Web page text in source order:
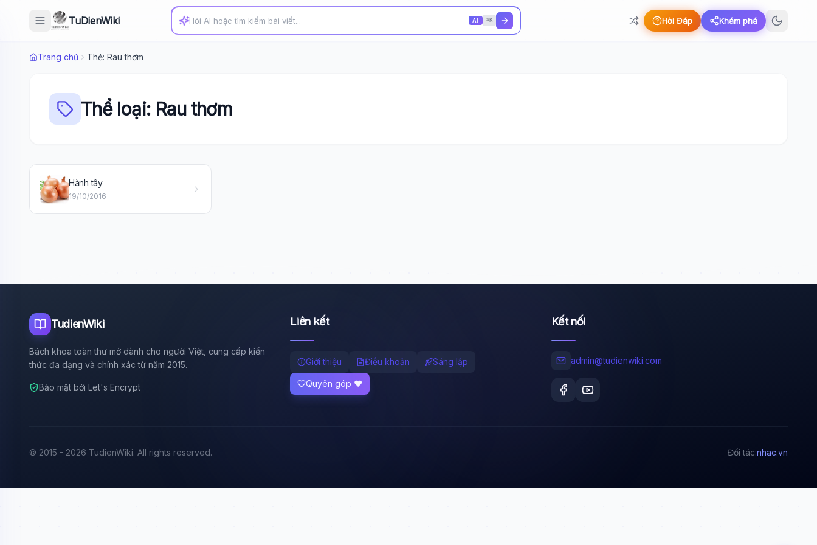
TuDienWiki AI ⌘K Hỏi Đáp Khám phá
Trang chủ Thẻ: Rau thơm
Thể loại: Rau thơm
Hành tây
19/10/2016
TudienWiki
Bách khoa toàn thư mở dành cho người Việt, cung cấp kiến
thức đa dạng và chính xác từ năm 2015.
Bảo mật bởi Let's Encrypt
Liên kết
Giới thiệu Điều khoản Sáng lập
Quyên góp ❤️
Kết nối
admin@tudienwiki.com
© 2015 - 2026 TudienWiki. All rights reserved. Đối tác:nhac.vn
Tôi là trợ lý AI của TuDienWiki. Hãy hỏi tôi bất kỳ
điều gì về các bài viết trên Wiki!